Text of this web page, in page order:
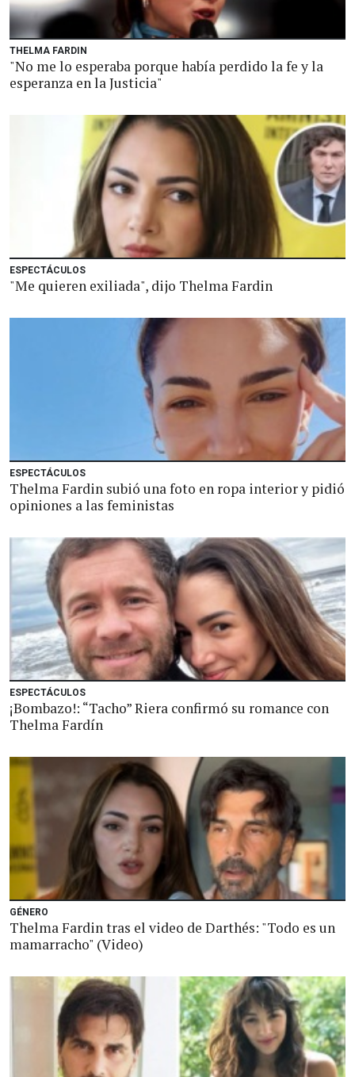
THELMA FARDIN
"No me lo esperaba porque había perdido la fe y la
esperanza en la Justicia"
ESPECTÁCULOS
"Me quieren exiliada", dijo Thelma Fardin
ESPECTÁCULOS
Thelma Fardin subió una foto en ropa interior y pidió
opiniones a las feministas
ESPECTÁCULOS
¡Bombazo!: “Tacho” Riera confirmó su romance con
Thelma Fardín
GÉNERO
Thelma Fardin tras el video de Darthés: "Todo es un
mamarracho" (Video)